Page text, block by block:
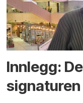
Innlegg: